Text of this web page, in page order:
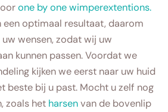
one by one wimperextentions.
een optimaal resultaat, daarom
wensen, zodat wij uw
kunnen passen. Voordat we
kijken we eerst naar uw huid
beste bij u past. Mocht u zelf nog
zoals het harsenvan de bovenlip